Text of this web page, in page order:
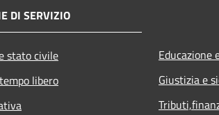
DI SERVIZIO
stato civile
libero
Educazione
Giustizia e